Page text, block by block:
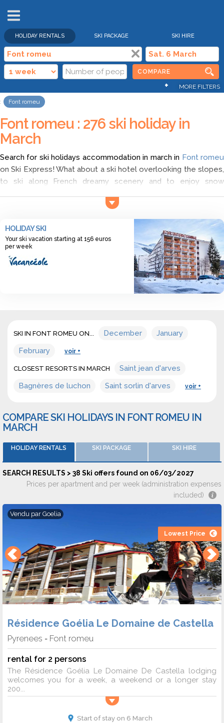
HOLIDAY RENTALS SKI PACKAGE SKI HIRE
COMPARE
+ MORE FILTERS
Font romeu
Font romeu : 276 ski holiday in
March
Search for ski holidays accommodation in march in Font romeu
on Ski Express! What about a ski hotel overlooking the slopes,
to ski along French dreamy scenery and to enjoy snow
Express and choose ski short break in Font romeu in march
according to your wish. Find the cheapest ski deals for ski
holidays in Font romeu, and discover a wide range of offers for
ski holidays accommodation in march in Font romeu.
HOLIDAY SKI
Your ski vacation starting at 156 euros
per week
SKI IN FONT ROMEU ON... December
January
February
voir +
CLOSEST RESORTS IN MARCH
Saint jean d'arves
Bagnères de luchon
Saint sorlin d'arves voir +
COMPARE SKI HOLIDAYS IN FONT ROMEU IN
MARCH
HOLIDAY RENTALS SKI PACKAGE SKI HIRE
SEARCH RESULTS > 38 Ski offers found on 06/03/2027
Prices per apartment and per week (administration expenses
included)
Lowest Price
Vendu par Goelia
Résidence Goélia Le Domaine de Castella
Pyrenees - Font romeu
rental for 2 persons
The Résidence Goélia Le Domaine De Castella lodging
welcomes you for a week, a weekend or a longer stay
200...
Start of stay on 6 March